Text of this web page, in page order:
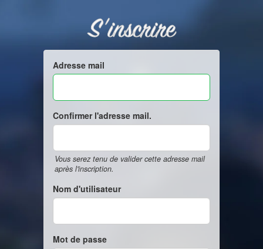
S'inscrire
Adresse mail
Confirmer l'adresse mail.
Vous serez tenu de valider cette adresse mail
après l'inscription.
Nom d'utilisateur
Mot de passe